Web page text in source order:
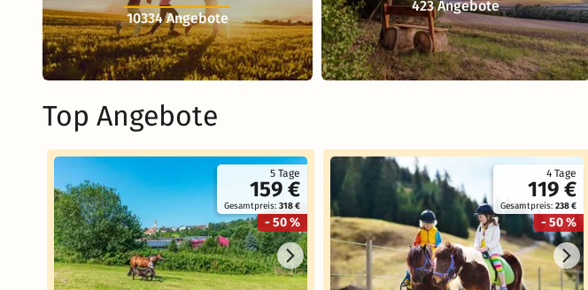
10334 Angebote
423 Angebote
Top Angebote
5 Tage
159 €
Gesamtpreis: 318 €
- 50 %
4 Tage
119 €
Gesamtpreis: 238 €
- 50 %